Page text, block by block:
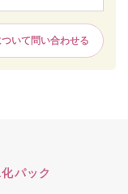
いて問い合わせる
パック